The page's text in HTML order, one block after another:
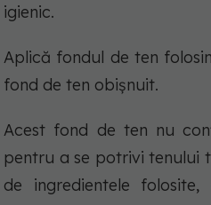
igienic.
Aplică fondul de ten
fond de ten obișnuit.
Acest fond de ten nu
pentru a se potrivi tenului
de ingredientele